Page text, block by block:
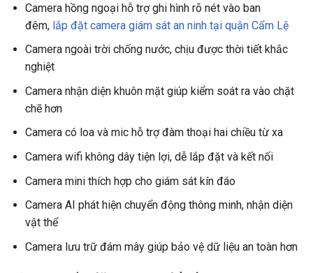
Camera hồng ngoại hỗ trợ ghi hình rõ nét vào ban
đêm, lắp đặt camera giám sát an ninh tại quận Cẩm Lệ
Camera ngoài trời chống nước, chịu được thời tiết khắc
nghiệt
Camera nhận diện khuôn mặt giúp kiểm soát ra vào chặt
chẽ hơn
Camera có loa và mic hỗ trợ đàm thoại hai chiều từ xa
Camera wifi không dây tiện lợi, dễ lắp đặt và kết nối
Camera mini thích hợp cho giám sát kín đáo
Camera AI phát hiện chuyển động thông minh, nhận diện
vật thể
Camera lưu trữ đám mây giúp bảo vệ dữ liệu an toàn hơn